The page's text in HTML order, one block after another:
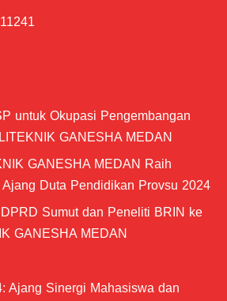
untuk Okupasi Pengembangan
GANESHA MEDAN
GANESHA MEDAN Raih
Duta Pendidikan Provsu 2024
Sumut dan Peneliti BRIN ke
GANESHA MEDAN
Ajang Sinergi Mahasiswa dan